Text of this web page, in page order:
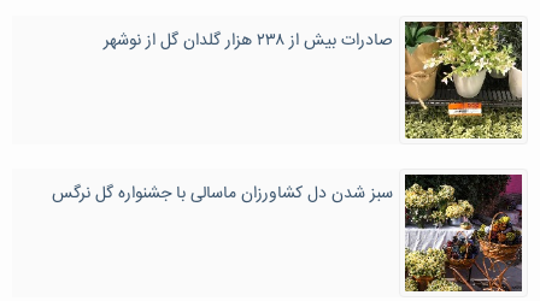
صادرات بیش از ۲۳۸ هزار گلدان گل از نوشهر
سبز شدن دل کشاورزان ماسالی با جشنواره گل نرگس